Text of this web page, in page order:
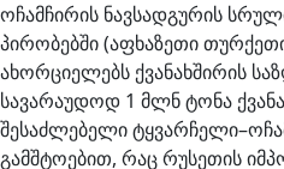
ოჩამჩირის ნავსადგურის
პირობებში (აფხაზეთი
ახორციელებს ქვანახშირის
სავარაუდოდ 1 მლნ ტონა
შესაძლებელი
გამშტოებით, რაც რუსეთის